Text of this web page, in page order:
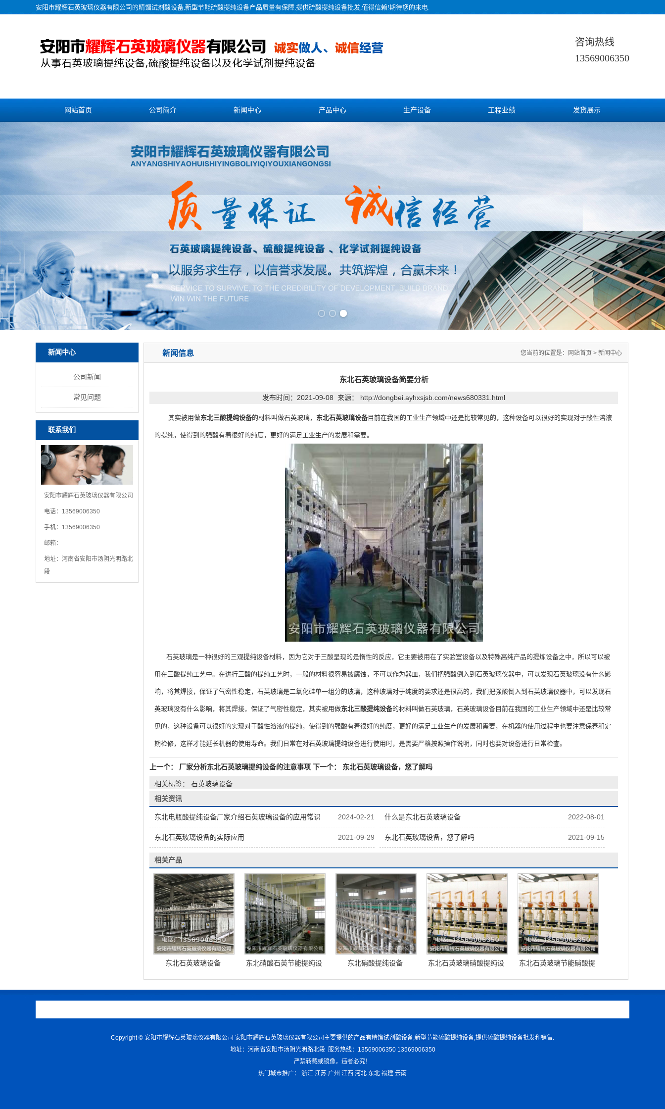
安阳市耀辉石英玻璃仪器有限公司的精馏试剂酸设备,新型节能硫酸提纯设备产品质量有保障,提供硫酸提纯设备批发,值得信赖!期待您的来电.
咨询热线
13569006350
网站首页 公司简介 新闻中心 产品中心 生产设备 工程业绩 发货展示
新闻中心
公司新闻
常见问题
联系我们
安阳市耀辉石英玻璃仪器有限公司
电话：13569006350
手机：13569006350
邮箱：
地址：河南省安阳市汤阴光明路北
段
新闻信息 您当前的位置是： 网站首页 > 新闻中心
东北石英玻璃设备简要分析
发布时间：2021-09-08 来源： http://dongbei.ayhxsjsb.com/news680331.html
其实被用做东北三酸提纯设备的材料叫做石英玻璃， 东北石英玻璃设备目前在我国的工业生产领域中还是比较常见的，这种设备可以很好的实现对于酸性溶液
的提纯，使得到的强酸有着很好的纯度，更好的满足工业生产的发展和需要。
石英玻璃是一种很好的三观提纯设备材料，因为它对于三酸呈现的是惰性的反应，它主要被用在了实验室设备以及特殊高纯产品的提炼设备之中，所以可以被
用在三酸提纯工艺中。在进行三酸的提纯工艺时，一般的材料很容易被腐蚀，不可以作为器皿，我们把强酸倒入到石英玻璃仪器中，可以发现石英玻璃没有什么影
响，将其焊接，保证了气密性稳定，石英玻璃是二氧化硅单一组分的玻璃，这种玻璃对于纯度的要求还是很高的，我们把强酸倒入到石英玻璃仪器中，可以发现石
英玻璃没有什么影响，将其焊接，保证了气密性稳定，其实被用做东北三酸提纯设备的材料叫做石英玻璃，石英玻璃设备目前在我国的工业生产领域中还是比较常
见的，这种设备可以很好的实现对于酸性溶液的提纯，使得到的强酸有着很好的纯度，更好的满足工业生产的发展和需要，在机器的使用过程中也要注意保养和定
期检修，这样才能延长机器的使用寿命。我们日常在对石英玻璃提纯设备进行使用时，是需要严格按照操作说明，同时也要对设备进行日常检查。
上一个： 厂家分析东北石英玻璃提纯设备的注意事项 下一个： 东北石英玻璃设备，您了解吗
相关标签： 石英玻璃设备
相关资讯
2024-02-21
东北电瓶酸提纯设备厂家介绍石英玻璃设备的应用常识 2022-08-01
什么是东北石英玻璃设备
2021-09-29
东北石英玻璃设备的实际应用 2021-09-15
东北石英玻璃设备，您了解吗
相关产品
东北石英玻璃设备
东北硝酸石英节能提纯设
东北硝酸提纯设备
东北石英玻璃硝酸提纯设
东北石英玻璃节能硝酸提
Copyright © 安阳市耀辉石英玻璃仪器有限公司 安阳市耀辉石英玻璃仪器有限公司主要提供的产品有精馏试剂酸设备,新型节能硫酸提纯设备,提供硫酸提纯设备批发和销售.
地址：河南省安阳市汤阴光明路北段 服务热线：13569006350 13569006350
严禁转载或镜像，违者必究！
热门城市推广： 浙江 江苏 广州 江西 河北 东北 福建 云南